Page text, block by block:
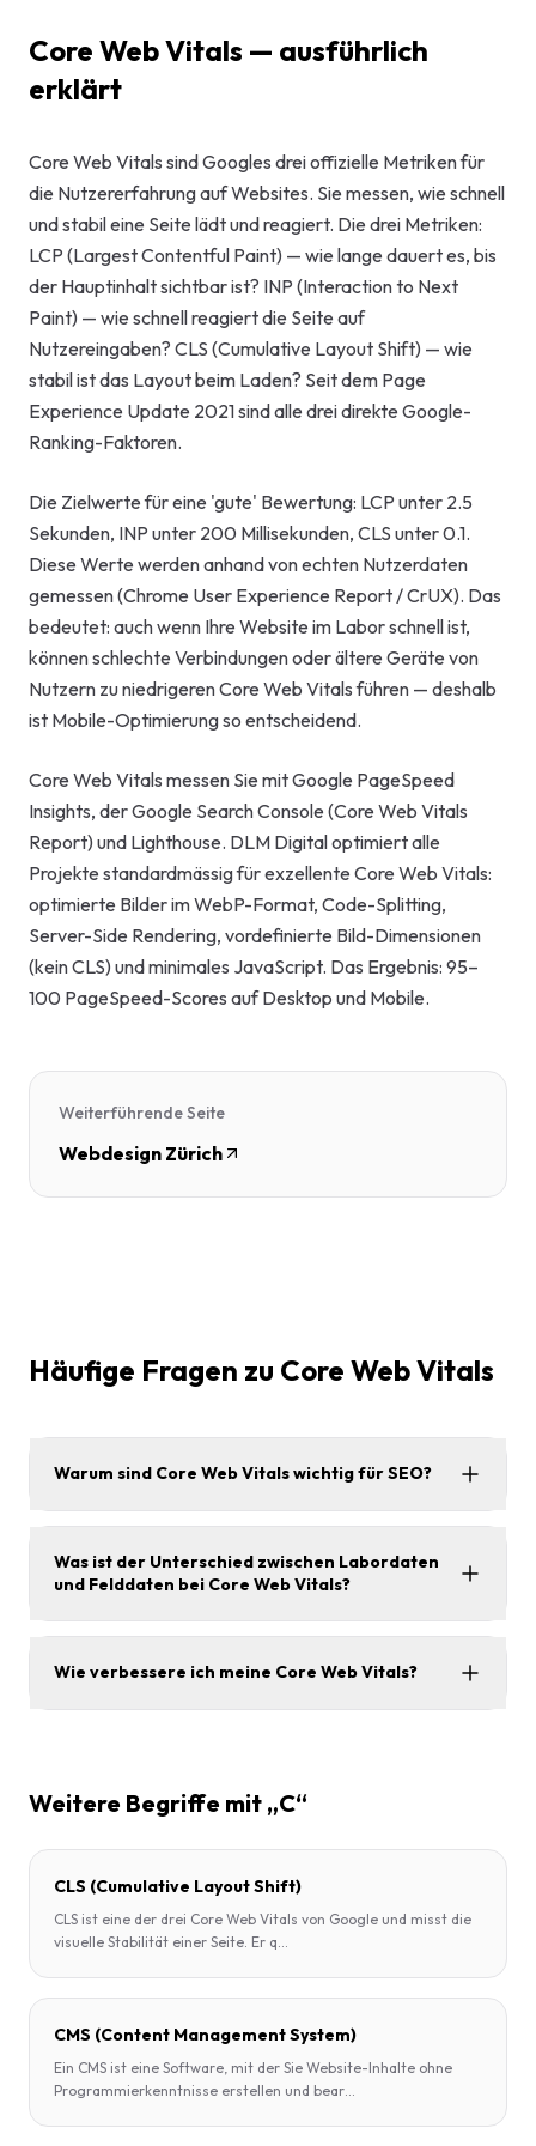
Beratung
Core Web Vitals — ausführlich
erklärt
Core Web Vitals sind Googles drei offizielle Metriken für
die Nutzererfahrung auf Websites. Sie messen, wie schnell
und stabil eine Seite lädt und reagiert. Die drei Metriken:
LCP (Largest Contentful Paint) — wie lange dauert es, bis
der Hauptinhalt sichtbar ist? INP (Interaction to Next
Paint) — wie schnell reagiert die Seite auf
Nutzereingaben? CLS (Cumulative Layout Shift) — wie
stabil ist das Layout beim Laden? Seit dem Page
Experience Update 2021 sind alle drei direkte Google-
Ranking-Faktoren.
Die Zielwerte für eine 'gute' Bewertung: LCP unter 2.5
Sekunden, INP unter 200 Millisekunden, CLS unter 0.1.
Diese Werte werden anhand von echten Nutzerdaten
gemessen (Chrome User Experience Report / CrUX). Das
bedeutet: auch wenn Ihre Website im Labor schnell ist,
können schlechte Verbindungen oder ältere Geräte von
Nutzern zu niedrigeren Core Web Vitals führen — deshalb
ist Mobile-Optimierung so entscheidend.
Core Web Vitals messen Sie mit Google PageSpeed
Insights, der Google Search Console (Core Web Vitals
Report) und Lighthouse. DLM Digital optimiert alle
Projekte standardmässig für exzellente Core Web Vitals:
optimierte Bilder im WebP-Format, Code-Splitting,
Server-Side Rendering, vordefinierte Bild-Dimensionen
(kein CLS) und minimales JavaScript. Das Ergebnis: 95–
100 PageSpeed-Scores auf Desktop und Mobile.
Weiterführende Seite
Webdesign Zürich
Häufige Fragen zu Core Web Vitals
Warum sind Core Web Vitals wichtig für SEO?
Was ist der Unterschied zwischen Labordaten
und Felddaten bei Core Web Vitals?
Wie verbessere ich meine Core Web Vitals?
Weitere Begriffe mit „C“
CLS (Cumulative Layout Shift)
CLS ist eine der drei Core Web Vitals von Google und misst die
visuelle Stabilität einer Seite. Er q
CMS (Content Management System)
Ein CMS ist eine Software, mit der Sie Website-Inhalte ohne
Programmierkenntnisse erstellen und bear